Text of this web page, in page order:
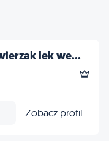
lek we...
Zobacz profil